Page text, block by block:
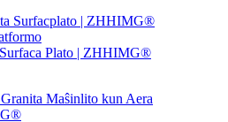
Plato | ZHHIMG®